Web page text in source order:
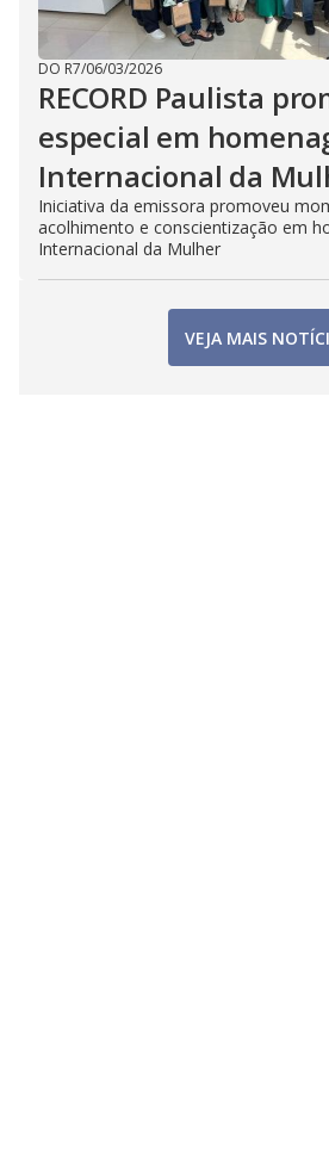
DO R7/06/03/2026
RECORD Paulista
especial em
Internacional da
Iniciativa da emissora promoveu
acolhimento e conscientização em
Internacional da Mulher
VEJA MAIS